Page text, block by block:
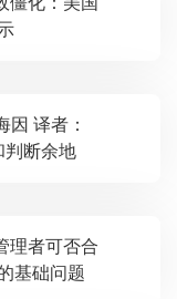
因 译者：
判断余地
基础问题